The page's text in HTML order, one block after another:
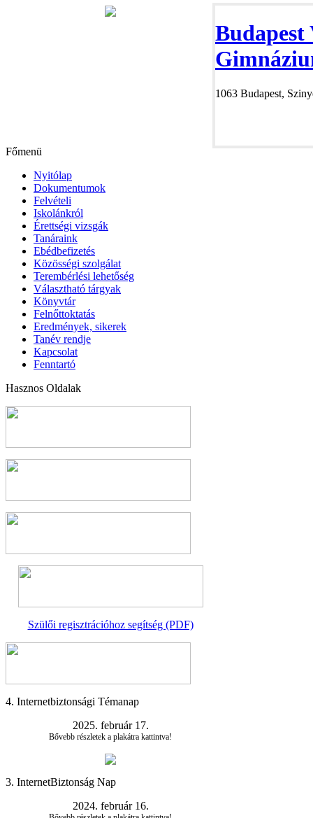
1063 Budapest,
Főmenü
Nyitólap
Dokumentumok
Felvételi
Iskolánkról
Érettségi vizsgák
Tanáraink
Ebédbefizetés
Közösségi szolgálat
Terembérlési lehetőség
Választható tárgyak
Könyvtár
Felnőttoktatás
Eredmények, sikerek
Tanév rendje
Kapcsolat
Fenntartó
Hasznos Oldalak
Szülői regisztrációhoz segítség (PDF)
4. Internetbiztonsági Témanap
2025. február 17.
Bővebb részletek a plakátra kattintva!
3. InternetBiztonság Nap
2024. február 16.